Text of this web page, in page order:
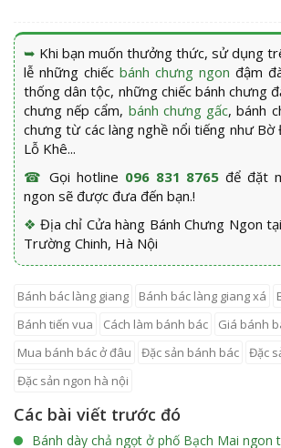
➥ Khi bạn muốn thưởng thức, sử dụng
lễ những chiếc bánh chưng ngon đậm
thống dân tộc, những chiếc bánh chưng
chưng nếp cẩm, bánh chưng gấc, bánh
chưng từ các làng nghề nổi tiếng như Bờ
Lỗ Khê...
☎ Gọi hotline 096 831 8765 để đặt
ngon sẽ được đưa đến bạn.!
❖ Địa chỉ Cửa hàng Bánh Chưng Ngon
Trường Chinh, Hà Nội
bánh bác làng giang bánh bác làng giang xá
bánh tiến vua
cách làm bánh bác
giá bánh
mua bánh bác ở đâu
đặc sản bánh bác
đặc
đặc sản ngon hà nội
Các bài viết trước đó
Bánh dày chả ngọt ở phố Bạch Mai ngon